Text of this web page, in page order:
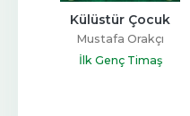
Külüstür Çocuk
Mustafa Orakçı
İlk Genç Timaş